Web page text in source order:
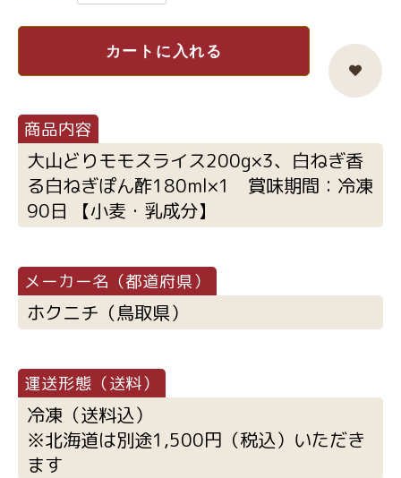
カートに入れる
大山どりモモスライス200g×3、白ねぎ香
る白ねぎぽん酢180ml×1 賞味期間：冷凍
90日 【小麦・乳成分】
ホクニチ（鳥取県）
冷凍（送料込）
※北海道は別途1,500円（税込）いただき
ます